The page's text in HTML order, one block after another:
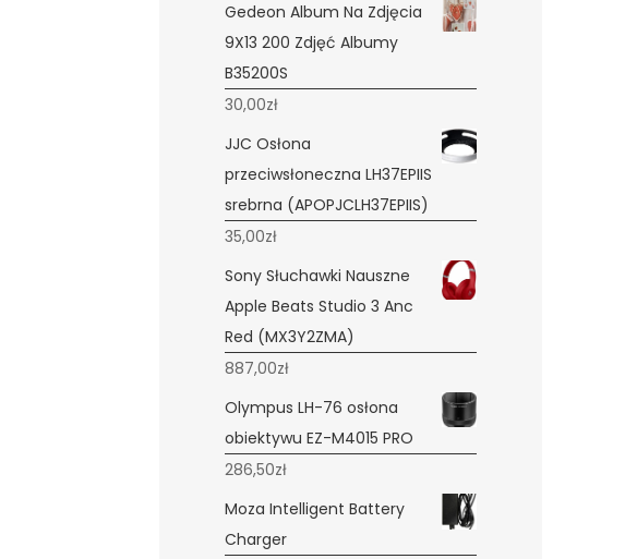
Gedeon Album Na Zdjęcia
9X13 200 Zdjęć Albumy
B35200S
30,00zł
JJC Osłona
przeciwsłoneczna LH37EPIIS
srebrna (APOPJCLH37EPIIS)
35,00zł
Sony Słuchawki Nauszne
Apple Beats Studio 3 Anc
Red (MX3Y2ZMA)
887,00zł
Olympus LH-76 osłona
obiektywu EZ-M4015 PRO
286,50zł
Moza Intelligent Battery
Charger